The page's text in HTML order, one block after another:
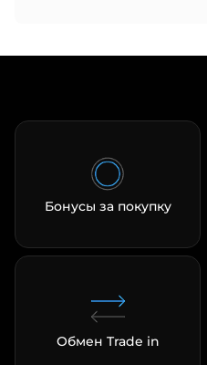
Бонусы за покупку
Обмен Trade in
недели